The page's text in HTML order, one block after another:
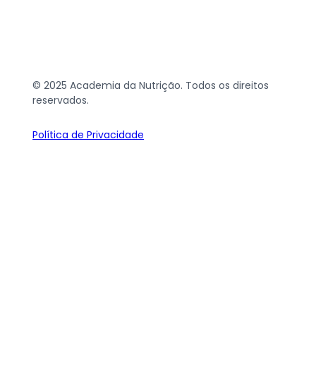
© 2025 Academia da Nutrição. Todos os direitos
reservados.
Política de Privacidade